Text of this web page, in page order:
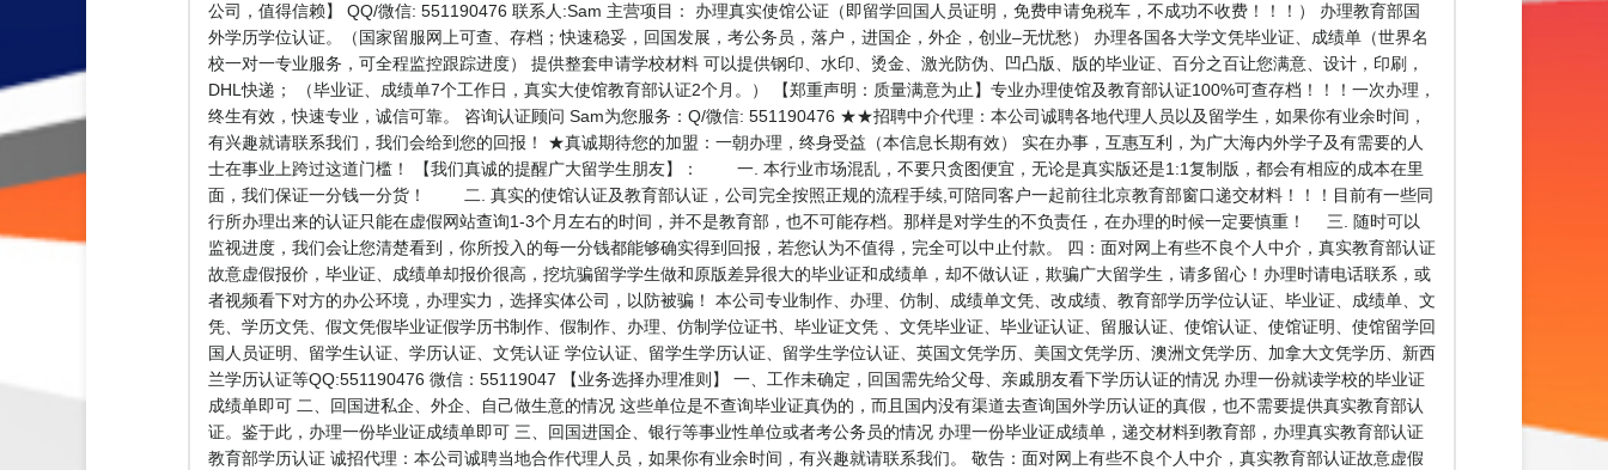
公司，值得信赖】 QQ/微信: 551190476 联系人:Sam 主营项目： 办理真实使馆公证（即留学回国人员证明，免费申请免税车，不成功不收费！！！） 办理教育部国
外学历学位认证。（国家留服网上可查、存档；快速稳妥，回国发展，考公务员，落户，进国企，外企，创业–无忧愁） 办理各国各大学文凭毕业证、成绩单（世界名
校一对一专业服务，可全程监控跟踪进度） 提供整套申请学校材料 可以提供钢印、水印、烫金、激光防伪、凹凸版、版的毕业证、百分之百让您满意、设计，印刷，
DHL快递； （毕业证、成绩单7个工作日，真实大使馆教育部认证2个月。） 【郑重声明：质量满意为止】专业办理使馆及教育部认证100%可查存档！！！一次办理，
终生有效，快速专业，诚信可靠。 咨询认证顾问 Sam为您服务：Q/微信: 551190476 ★★招聘中介代理：本公司诚聘各地代理人员以及留学生，如果你有业余时间，
有兴趣就请联系我们，我们会给到您的回报！ ★真诚期待您的加盟：一朝办理，终身受益（本信息长期有效） 实在办事，互惠互利，为广大海内外学子及有需要的人
士在事业上跨过这道门槛！ 【我们真诚的提醒广大留学生朋友】： 一. 本行业市场混乱，不要只贪图便宜，无论是真实版还是1:1复制版，都会有相应的成本在里
面，我们保证一分钱一分货！ 二. 真实的使馆认证及教育部认证，公司完全按照正规的流程手续,可陪同客户一起前往北京教育部窗口递交材料！！！目前有一些同
行所办理出来的认证只能在虚假网站查询1-3个月左右的时间，并不是教育部，也不可能存档。那样是对学生的不负责任，在办理的时候一定要慎重！ 三. 随时可以
监视进度，我们会让您清楚看到，你所投入的每一分钱都能够确实得到回报，若您认为不值得，完全可以中止付款。 四：面对网上有些不良个人中介，真实教育部认证
故意虚假报价，毕业证、成绩单却报价很高，挖坑骗留学学生做和原版差异很大的毕业证和成绩单，却不做认证，欺骗广大留学生，请多留心！办理时请电话联系，或
者视频看下对方的办公环境，办理实力，选择实体公司，以防被骗！ 本公司专业制作、办理、仿制、成绩单文凭、改成绩、教育部学历学位认证、毕业证、成绩单、文
凭、学历文凭、假文凭假毕业证假学历书制作、假制作、办理、仿制学位证书、毕业证文凭 、文凭毕业证、毕业证认证、留服认证、使馆认证、使馆证明、使馆留学回
国人员证明、留学生认证、学历认证、文凭认证 学位认证、留学生学历认证、留学生学位认证、英国文凭学历、美国文凭学历、澳洲文凭学历、加拿大文凭学历、新西
兰学历认证等QQ:551190476 微信：55119047 【业务选择办理准则】 一、工作未确定，回国需先给父母、亲戚朋友看下学历认证的情况 办理一份就读学校的毕业证
成绩单即可 二、回国进私企、外企、自己做生意的情况 这些单位是不查询毕业证真伪的，而且国内没有渠道去查询国外学历认证的真假，也不需要提供真实教育部认
证。鉴于此，办理一份毕业证成绩单即可 三、回国进国企、银行等事业性单位或者考公务员的情况 办理一份毕业证成绩单，递交材料到教育部，办理真实教育部认证
教育部学历认证 诚招代理：本公司诚聘当地合作代理人员，如果你有业余时间，有兴趣就请联系我们。 敬告：面对网上有些不良个人中介，真实教育部认证故意虚假